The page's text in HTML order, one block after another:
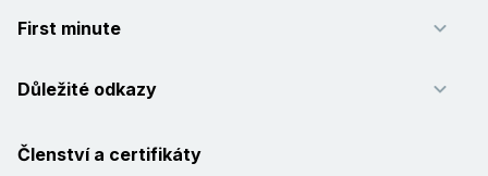
First minute
Důležité odkazy
Členství a certifikáty